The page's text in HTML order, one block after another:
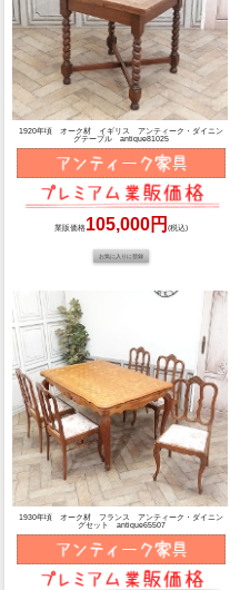
1920年頃 オーク材 イギリス アンティーク・ダイニン
グテーブル antique81025
業販価格105,000円(税込)
1930年頃 オーク材 フランス アンティーク・ダイニン
グセット antique65507